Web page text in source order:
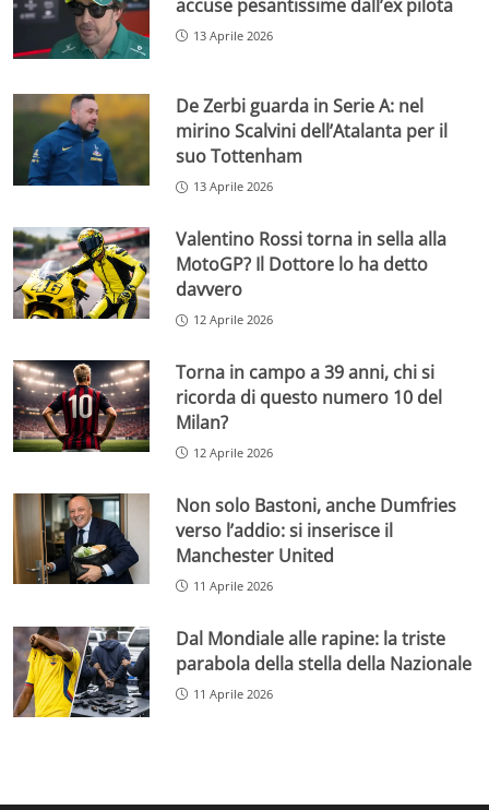
accuse pesantissime dall’ex pilota
13 Aprile 2026
De Zerbi guarda in Serie A: nel
mirino Scalvini dell’Atalanta per il
suo Tottenham
13 Aprile 2026
Valentino Rossi torna in sella alla
MotoGP? Il Dottore lo ha detto
davvero
12 Aprile 2026
Torna in campo a 39 anni, chi si
ricorda di questo numero 10 del
Milan?
12 Aprile 2026
Non solo Bastoni, anche Dumfries
verso l’addio: si inserisce il
Manchester United
11 Aprile 2026
Dal Mondiale alle rapine: la triste
parabola della stella della Nazionale
11 Aprile 2026